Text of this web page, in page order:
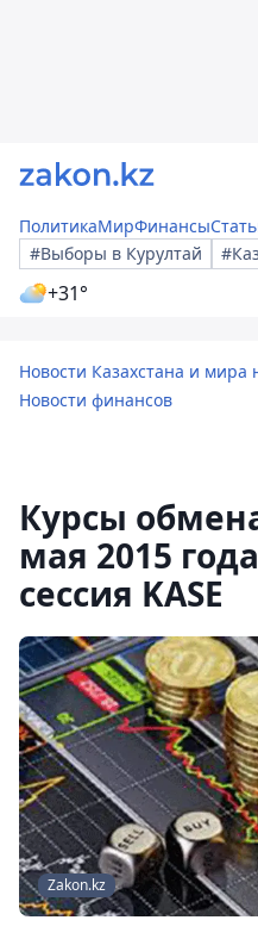
ПолитикаМирФинансы
#Выборы в Курултай
+31°
Новости Казахстана и мира
Новости финансов
Курсы
мая 2015
сессия KASE
Zakon.kz